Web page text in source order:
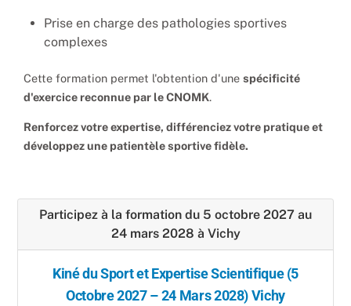
Prise en charge des pathologies sportives
complexes
Cette formation permet l'obtention d'unespécificité
d'exercice reconnue par le CNOMK.
Renforcez votre expertise, différenciez votre pratique et
développez une patientèle sportive fidèle.
Participez à la formation du 5 octobre 2027 au
24 mars 2028 à Vichy
Kiné du Sport et Expertise Scientifique (5
Octobre 2027 – 24 Mars 2028) Vichy